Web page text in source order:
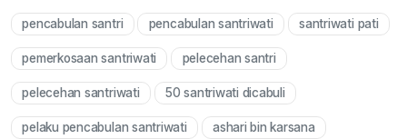
Mute
pencabulan santri pencabulan santriwati santriwati pati
pemerkosaan santriwati pelecehan santri
pelecehan santriwati 50 santriwati dicabuli
pelaku pencabulan santriwati ashari bin karsana